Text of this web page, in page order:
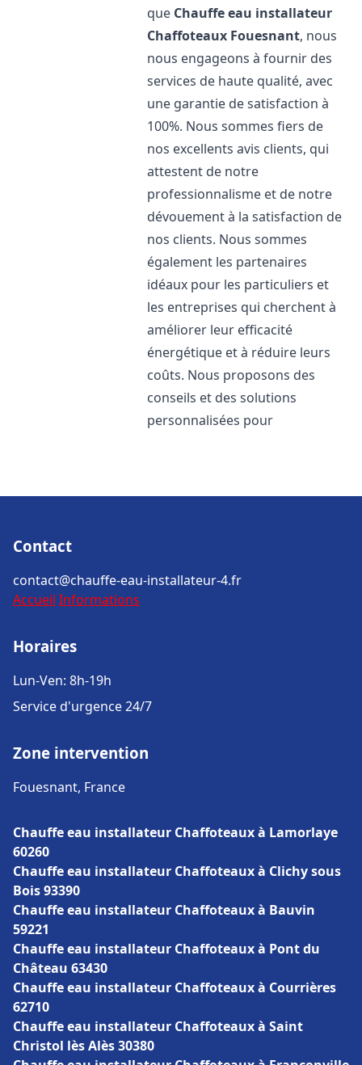
que Chauffe eau installateur
Chaffoteaux Fouesnant, nous
nous engageons à fournir des
services de haute qualité, avec
une garantie de satisfaction à
100%. Nous sommes fiers de
nos excellents avis clients, qui
attestent de notre
professionnalisme et de notre
dévouement à la satisfaction de
nos clients. Nous sommes
également les partenaires
idéaux pour les particuliers et
les entreprises qui cherchent à
améliorer leur efficacité
énergétique et à réduire leurs
coûts. Nous proposons des
conseils et des solutions
personnalisées pour
Contact
contact@chauffe-eau-installateur-4.fr
Accueil Informations
Horaires
Lun-Ven: 8h-19h
Service d'urgence 24/7
Zone intervention
Fouesnant, France
Chauffe eau installateur Chaffoteaux à Lamorlaye
60260
Chauffe eau installateur Chaffoteaux à Clichy sous
Bois 93390
Chauffe eau installateur Chaffoteaux à Bauvin
59221
Chauffe eau installateur Chaffoteaux à Pont du
Château 63430
Chauffe eau installateur Chaffoteaux à Courrières
62710
Chauffe eau installateur Chaffoteaux à Saint
Christol lès Alès 30380